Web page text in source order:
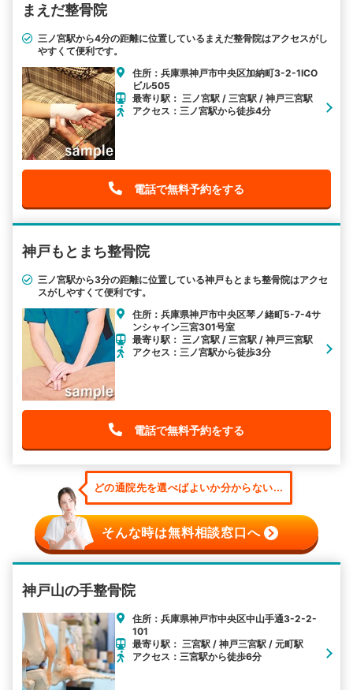
まえだ整骨院
三ノ宮駅から4分の距離に位置しているまえだ整骨院はアクセスがし
やすくて便利です。
住所：兵庫県神戸市中央区加納町3-2-1ICO
ビル505
最寄り駅： 三ノ宮駅 / 三宮駅 / 神戸三宮駅
アクセス：三ノ宮駅から徒歩4分
電話で無料予約をする
神戸もとまち整骨院
三ノ宮駅から3分の距離に位置している神戸もとまち整骨院はアクセ
スがしやすくて便利です。
住所：兵庫県神戸市中央区琴ノ緒町5-7-4サ
ンシャイン三宮301号室
最寄り駅： 三ノ宮駅 / 三宮駅 / 神戸三宮駅
アクセス：三ノ宮駅から徒歩3分
電話で無料予約をする
どの通院先を選べばよいか分からない...
そんな時は無料相談窓口へ
神戸山の手整骨院
住所：兵庫県神戸市中央区中山手通3-2-2-
101
最寄り駅： 三宮駅 / 神戸三宮駅 / 元町駅
アクセス：三宮駅から徒歩6分